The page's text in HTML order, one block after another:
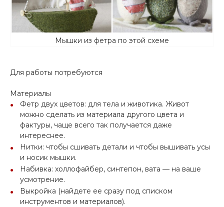
Мышки из фетра по этой схеме
Для работы потребуются
Материалы
Фетр двух цветов: для тела и животика. Живот
можно сделать из материала другого цвета и
фактуры, чаще всего так получается даже
интереснее.
Нитки: чтобы сшивать детали и чтобы вышивать усы
и носик мышки.
Набивка: холлофайбер, синтепон, вата — на ваше
усмотрение.
Выкройка (найдете ее сразу под списком
инструментов и материалов).